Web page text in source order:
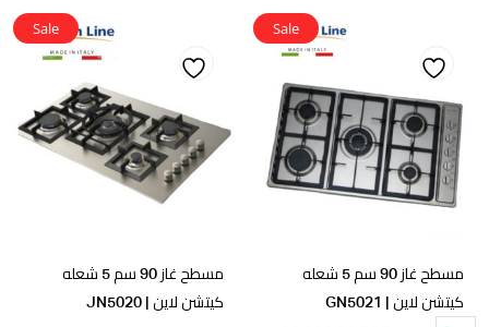
Sale
مسطح غاز 90 سم 5 شعله
كيتشن لاين | GN5021
Add
to
wishlist
Sale
مسطح غاز 90 سم 5 شعله
كيتشن لاين | JN5020
to
wishlist